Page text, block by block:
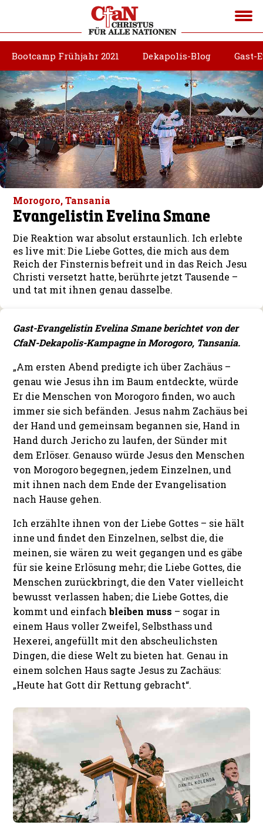
Bootcamp Frühjahr 2021 Dekapolis-Blog Gast-
Morogoro, Tansania
Evangelistin Evelina Smane
Die Reaktion war absolut erstaunlich. Ich erlebte
es live mit: Die Liebe Gottes, die mich aus dem
Reich der Finsternis befreit und in das Reich Jesu
Christi versetzt hatte, berührte jetzt Tausende –
und tat mit ihnen genau dasselbe.
Gast-Evangelistin Evelina Smane berichtet von der
CfaN-Dekapolis-Kampagne in Morogoro, Tansania.
„Am ersten Abend predigte ich über Zachäus –
genau wie Jesus ihn im Baum entdeckte, würde
Er die Menschen von Morogoro finden, wo auch
immer sie sich befänden. Jesus nahm Zachäus bei
der Hand und gemeinsam begannen sie, Hand in
Hand durch Jericho zu laufen, der Sünder mit
dem Erlöser. Genauso würde Jesus den Menschen
von Morogoro begegnen, jedem Einzelnen, und
mit ihnen nach dem Ende der Evangelisation
nach Hause gehen.
Ich erzählte ihnen von der Liebe Gottes – sie hält
inne und findet den Einzelnen, selbst die, die
meinen, sie wären zu weit gegangen und es gäbe
für sie keine Erlösung mehr; die Liebe Gottes, die
Menschen zurückbringt, die den Vater vielleicht
bewusst verlassen haben; die Liebe Gottes, die
kommt und einfachbleiben muss – sogar in
einem Haus voller Zweifel, Selbsthass und
Hexerei, angefüllt mit den abscheulichsten
Dingen, die diese Welt zu bieten hat. Genau in
einem solchen Haus sagte Jesus zu Zachäus:
„Heute hat Gott dir Rettung gebracht“.